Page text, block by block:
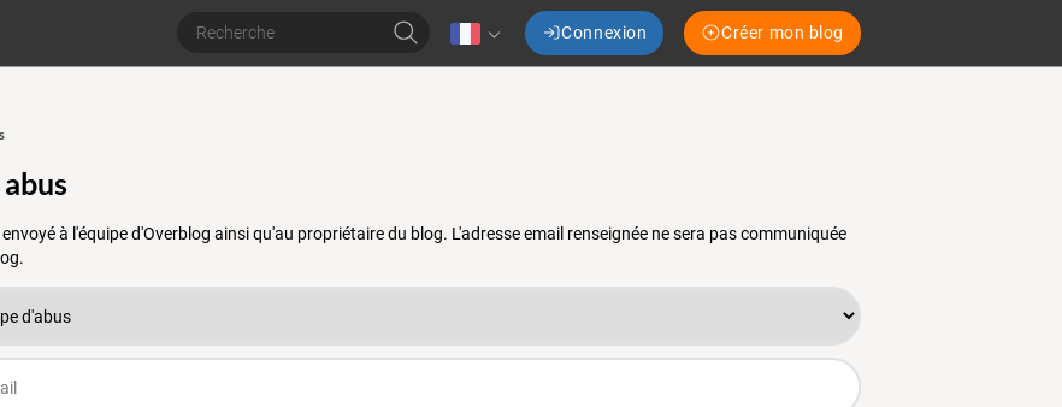
Connexion Créer mon blog
à l'équipe d'Overblog ainsi qu'au propriétaire du blog. L'adresse email renseignée ne sera pas communiquée